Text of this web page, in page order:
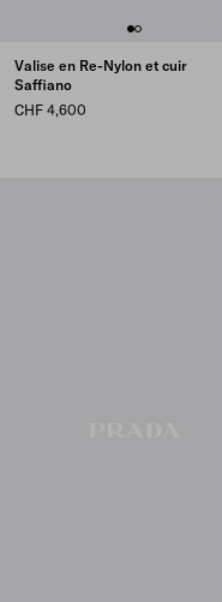
Valise en Re-Nylon et cuir
Saffiano
CHF 4,600